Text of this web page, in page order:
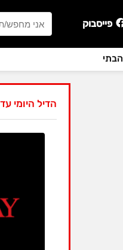
פייסבוק
הדיל היומי עד 70% הנחה!